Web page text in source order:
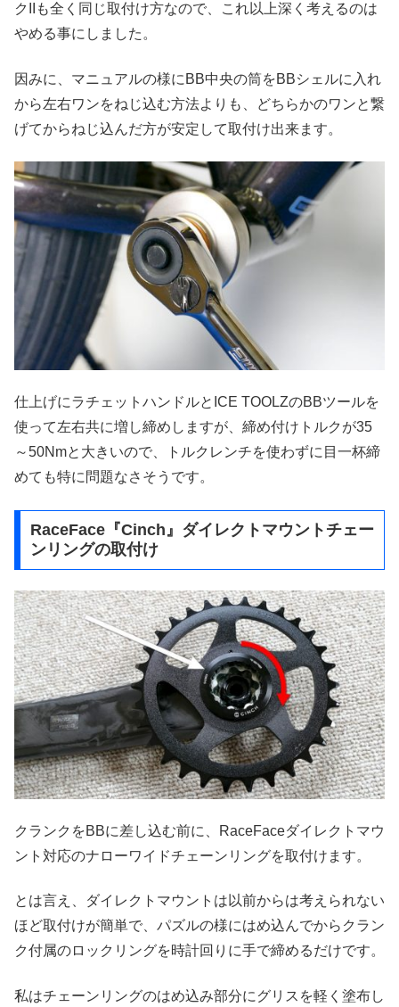
クIIも全く同じ取付け方なので、これ以上深く考えるのは
やめる事にしました。
因みに、マニュアルの様にBB中央の筒をBBシェルに入れ
から左右ワンをねじ込む方法よりも、どちらかのワンと繋
げてからねじ込んだ方が安定して取付け出来ます。
仕上げにラチェットハンドルとICE TOOLZのBBツールを
使って左右共に増し締めしますが、締め付けトルクが35
～50Nmと大きいので、トルクレンチを使わずに目一杯締
めても特に問題なさそうです。
RaceFace『Cinch』ダイレクトマウントチェー
ンリングの取付け
クランクをBBに差し込む前に、RaceFaceダイレクトマウ
ント対応のナローワイドチェーンリングを取付けます。
とは言え、ダイレクトマウントは以前からは考えられない
ほど取付けが簡単で、パズルの様にはめ込んでからクラン
ク付属のロックリングを時計回りに手で締めるだけです。
私はチェーンリングのはめ込み部分にグリスを軽く塗布し